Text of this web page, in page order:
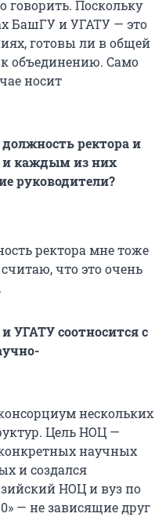
говорить. Поскольку
БашГУ и УГАТУ — это
готовы ли в общей
к объединению. Само
носит
ректора и
и каждым из них
руководители?
ректора мне тоже
что это очень
УГАТУ соотносится с
нескольких
Цель НОЦ —
научных
и создался
НОЦ и вуз по
— не зависящие друг